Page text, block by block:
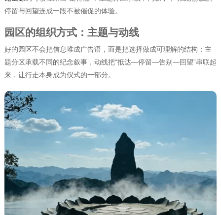
停留与回望连成一段不被催促的体验。
园区的组织方式：主题与动线
好的园区不会把信息堆成广告语，而是把选择做成可理解的结构：主
题分区承载不同的纪念叙事，动线把“抵达—停留—告别—回望”串联起
来，让行走本身成为仪式的一部分。